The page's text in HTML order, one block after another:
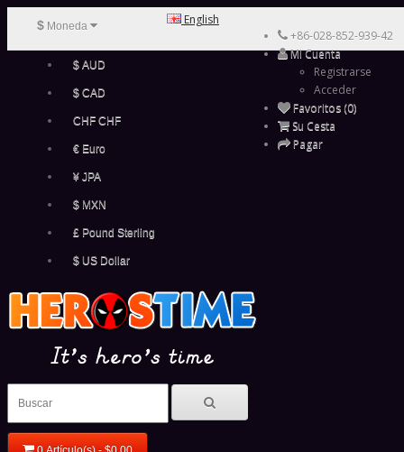
$ Moneda
$ AUD
$ CAD
CHF CHF
€ Euro
¥ JPA
$ MXN
£ Pound Sterling
$ US Dollar
English
+86-028-852-939-42
Mi Cuenta
Registrarse
Acceder
Favoritos (0)
Su Cesta
Pagar